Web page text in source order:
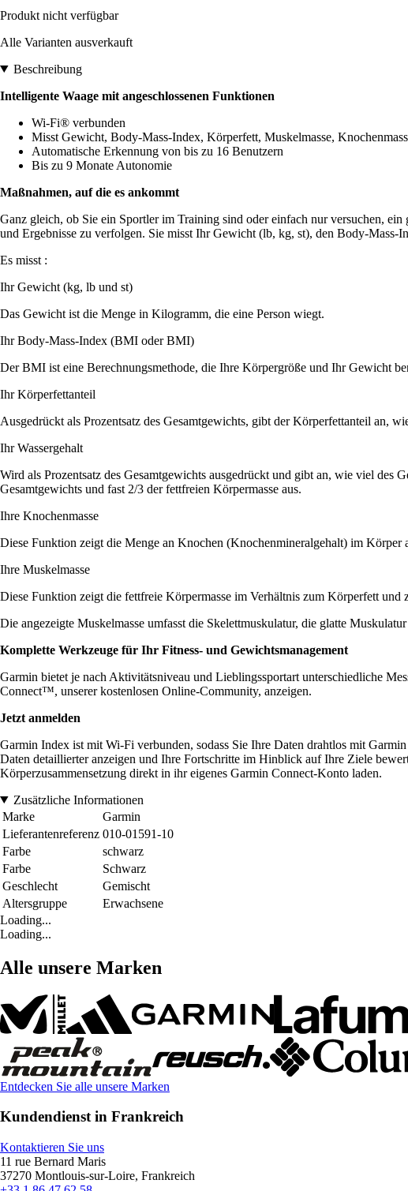
Produkt nicht verfügbar
Alle Varianten ausverkauft
Beschreibung
Intelligente Waage mit angeschlossenen Funktionen
Wi-Fi® verbunden
Misst Gewicht, Body-Mass-Index, Körperfett, Muskelmasse,
Automatische Erkennung von bis zu 16 Benutzern
Bis zu 9 Monate Autonomie
Maßnahmen, auf die es ankommt
Ganz gleich, ob Sie ein Sportler im Training sind oder einfach nur versuchen,
und Ergebnisse zu verfolgen. Sie misst Ihr Gewicht (lb, kg, st), den Body-
Es misst :
Ihr Gewicht (kg, lb und st)
Das Gewicht ist die Menge in Kilogramm, die eine Person wiegt.
Ihr Body-Mass-Index (BMI oder BMI)
Der BMI ist eine Berechnungsmethode, die Ihre Körpergröße und Ihr Gewicht
Ihr Körperfettanteil
Ausgedrückt als Prozentsatz des Gesamtgewichts, gibt der Körperfettanteil an,
Ihr Wassergehalt
Wird als Prozentsatz des Gesamtgewichts ausgedrückt und gibt an, wie viel
Gesamtgewichts und fast 2/3 der fettfreien Körpermasse aus.
Ihre Knochenmasse
Diese Funktion zeigt die Menge an Knochen (Knochenmineralgehalt) im Körper
Ihre Muskelmasse
Diese Funktion zeigt die fettfreie Körpermasse im Verhältnis zum Körperfett und
Die angezeigte Muskelmasse umfasst die Skelettmuskulatur, die glatte
Komplette Werkzeuge für Ihr Fitness- und Gewichtsmanagement
Garmin bietet je nach Aktivitätsniveau und Lieblingssportart unterschiedliche
Connect™, unserer kostenlosen Online-Community, anzeigen.
Jetzt anmelden
Garmin Index ist mit Wi-Fi verbunden, sodass Sie Ihre Daten drahtlos mit
Daten detaillierter anzeigen und Ihre Fortschritte im Hinblick auf Ihre Ziele
Körperzusammensetzung direkt in ihr eigenes Garmin Connect-Konto laden.
Zusätzliche Informationen
Marke
Garmin
Lieferantenreferenz 010-01591-10
Farbe
schwarz
Farbe
Schwarz
Geschlecht
Gemischt
Altersgruppe
Erwachsene
Loading...
Loading...
Alle unsere Marken
Entdecken Sie alle unsere Marken
Kundendienst in Frankreich
Kontaktieren Sie uns
11 rue Bernard Maris
37270 Montlouis-sur-Loire, Frankreich